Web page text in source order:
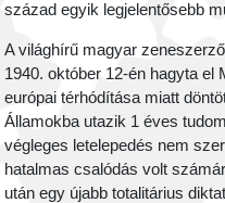
század egyik legjelentősebb
A világhírű magyar
1940. október 12-én hagyta el
európai térhódítása miatt
Államokba utazik 1 éves
végleges letelepedés nem
hatalmas csalódás volt
után egy újabb totalitárius